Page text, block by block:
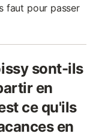
faut pour passer
sont-ils
en
ce qu'ils
en